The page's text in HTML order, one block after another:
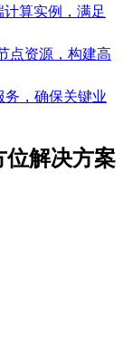
算实例，满足
点资源，构建高
务，确保关键业
位解决方案